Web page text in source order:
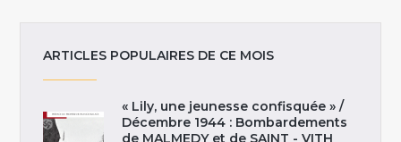
ARTICLES POPULAIRES DE CE MOIS
« Lily, une jeunesse confisquée » /
Décembre 1944 : Bombardements
de MALMEDY et de SAINT - VITH